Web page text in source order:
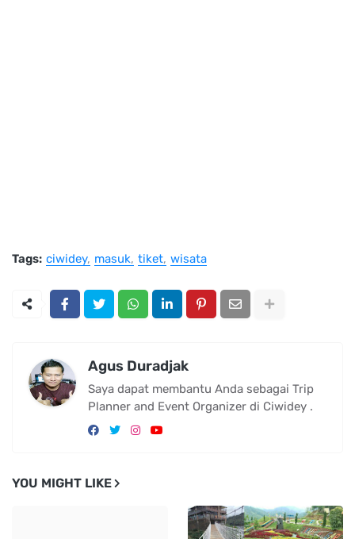
Tags: ciwidey masuk tiket wisata
Agus Duradjak
Saya dapat membantu Anda sebagai Trip
Planner and Event Organizer di Ciwidey .
YOU MIGHT LIKE